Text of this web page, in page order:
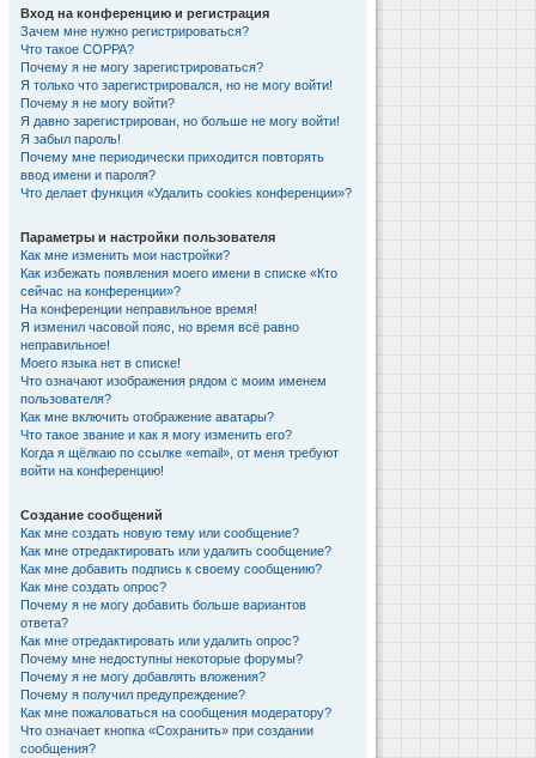
Вход на конференцию и регистрация
Зачем мне нужно регистрироваться?
Что такое COPPA?
Почему я не могу зарегистрироваться?
Я только что зарегистрировался, но не могу войти!
Почему я не могу войти?
Я давно зарегистрирован, но больше не могу войти!
Я забыл пароль!
Почему мне периодически приходится повторять
ввод имени и пароля?
Что делает функция «Удалить cookies конференции»?
Параметры и настройки пользователя
Как мне изменить мои настройки?
Как избежать появления моего имени в списке «Кто
сейчас на конференции»?
На конференции неправильное время!
Я изменил часовой пояс, но время всё равно
неправильное!
Моего языка нет в списке!
Что означают изображения рядом с моим именем
пользователя?
Как мне включить отображение аватары?
Что такое звание и как я могу изменить его?
Когда я щёлкаю по ссылке «email», от меня требуют
войти на конференцию!
Создание сообщений
Как мне создать новую тему или сообщение?
Как мне отредактировать или удалить сообщение?
Как мне добавить подпись к своему сообщению?
Как мне создать опрос?
Почему я не могу добавить больше вариантов
ответа?
Как мне отредактировать или удалить опрос?
Почему мне недоступны некоторые форумы?
Почему я не могу добавлять вложения?
Почему я получил предупреждение?
Как мне пожаловаться на сообщения модератору?
Что означает кнопка «Сохранить» при создании
сообщения?